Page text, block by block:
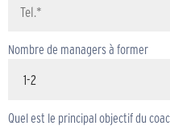
Nombre de managers à former
Quel est le principal objectif du